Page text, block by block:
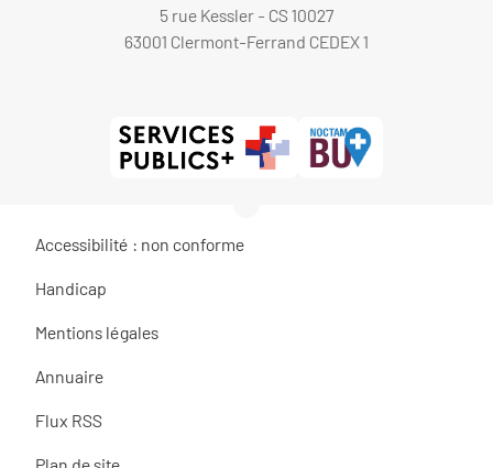
5 rue Kessler - CS 10027
63001 Clermont-Ferrand CEDEX 1
Accessibilité : non conforme
Handicap
Mentions légales
Annuaire
Flux RSS
Plan de site